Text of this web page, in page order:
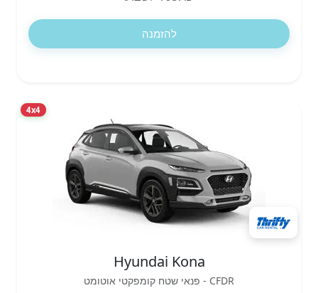
להזמנה
4x4
Hyundai Kona
CFDR - פנאי שטח קומפקטי אוטומט